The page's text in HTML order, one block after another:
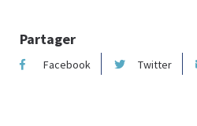
Partager
Facebook Twitter